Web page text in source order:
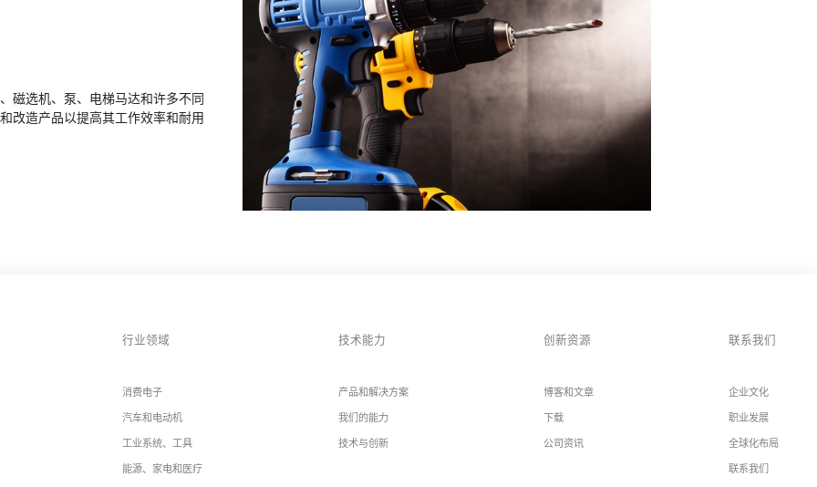
磁选机、泵、电梯马达和许多不同
改造产品以提高其工作效率和耐用
行业领域
消费电子
汽车和电动机
工业系统、工具
能源、家电和医疗
技术能力
产品和解决方案
我们的能力
技术与创新
创新资源
博客和文章
下载
公司资讯
联系我们
企业文化
职业发展
全球化布局
联系我们